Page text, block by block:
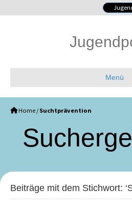
Menü
Home / Suchtprävention
Beiträge mit dem Stichwort: